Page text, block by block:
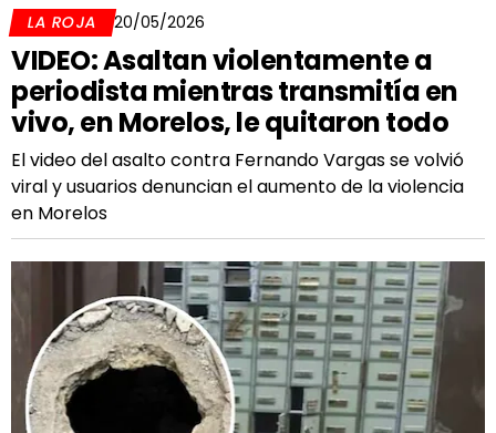
LA ROJA 20/05/2026
VIDEO: Asaltan violentamente a
periodista mientras transmitía en
vivo, en Morelos, le quitaron todo
El video del asalto contra Fernando Vargas se volvió
viral y usuarios denuncian el aumento de la violencia
en Morelos